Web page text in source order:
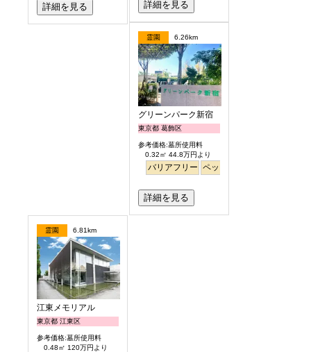
詳細を見る 詳細を見る
霊園 6.26km
グリーンパーク新宿
東京都 葛飾区
参考価格:墓所使用料
0.32㎡ 44.8万円より
バリアフリー ペット
詳細を見る
霊園 6.81km
江東メモリアル
東京都 江東区
参考価格:墓所使用料
0.48㎡ 120万円より